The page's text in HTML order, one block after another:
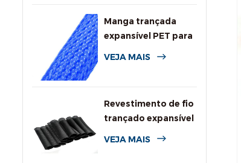
Manga trançada
expansível PET para
VEJA MAIS
Revestimento de fio
trançado expansível
VEJA MAIS